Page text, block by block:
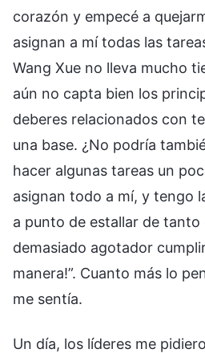
corazón y empecé a
asignan a mí todas las
Wang Xue no lleva mucho
aún no capta bien los
deberes relacionados con
una base. ¿No podría
hacer algunas tareas un
asignan todo a mí, y tengo
a punto de estallar de tanto
demasiado agotador
manera!”. Cuanto más lo
me sentía.
Un día, los líderes me